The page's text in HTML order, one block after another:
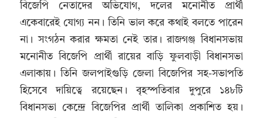
বিজেপি নেতাদের অভিযোগ, দলের মনোনীত প্রার্থী
একেবারেই যোগ্য নন। তিনি ভাল করে কথাই বলতে পারেন
না। সংগঠন করার ক্ষমতা নেই তার। রাজগঞ্জ বিধানসভায়
মনোনীত বিজেপি প্রার্থী রায়ের বাড়ি ফুলবাড়ী বিধানসভা
এলাকায়। তিনি জলপাইগুড়ি জেলা বিজেপির সহ-সভাপতি
হিসেবে দায়িত্বে রয়েছেন। বৃহস্পতিবার দুপুরে ১৪৮টি
বিধানসভা কেন্দ্রে বিজেপির প্রার্থী তালিকা প্রকাশিত হয়।